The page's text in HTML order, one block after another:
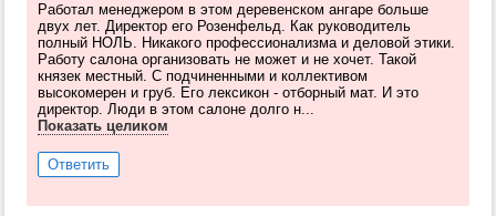
Работал менеджером в этом деревенском ангаре больше
двух лет. Директор его Розенфельд. Как руководитель
полный НОЛЬ. Никакого профессионализма и деловой этики.
Работу салона организовать не может и не хочет. Такой
князек местный. С подчиненными и коллективом
высокомерен и груб. Его лексикон - отборный мат. И это
директор. Люди в этом салоне долго н...
Показать целиком
Ответить